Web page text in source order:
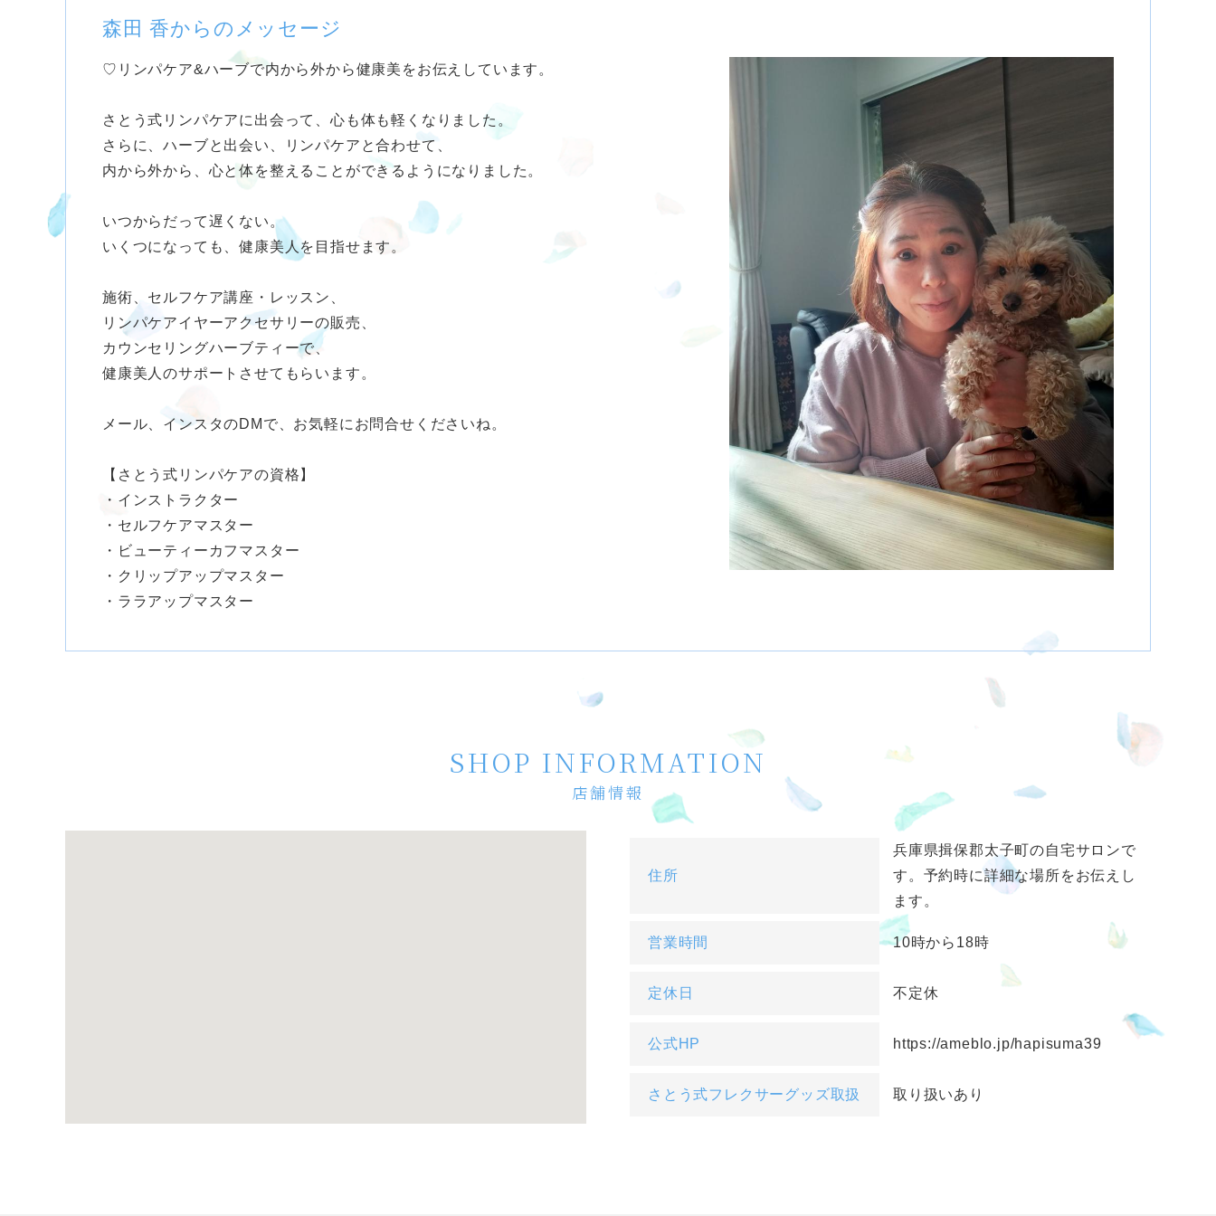
森田 香からのメッセージ
♡リンパケア&ハーブで内から外から健康美をお伝えしています。
さとう式リンパケアに出会って、心も体も軽くなりました。
さらに、ハーブと出会い、リンパケアと合わせて、
内から外から、心と体を整えることができるようになりました。
いつからだって遅くない。
いくつになっても、健康美人を目指せます。
施術、セルフケア講座・レッスン、
リンパケアイヤーアクセサリーの販売、
カウンセリングハーブティーで、
健康美人のサポートさせてもらいます。
メール、インスタのDMで、お気軽にお問合せくださいね。
【さとう式リンパケアの資格】
・インストラクター
・セルフケアマスター
・ビューティーカフマスター
・クリップアップマスター
・ララアップマスター
SHOP INFORMATION
店舗情報
住所
兵庫県揖保郡太子町の自宅サロンで
す。予約時に詳細な場所をお伝えし
ます。
営業時間 10時から18時
定休日 不定休
公式HP https://ameblo.jp/hapisuma39
さとう式フレクサーグッズ取扱 取り扱いあり